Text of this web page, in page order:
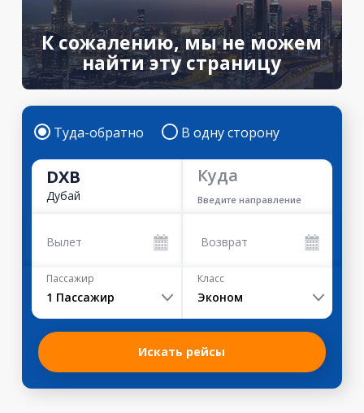
К сожалению, мы не можем
найти эту страницу
Туда-обратно В одну сторону
DXB
Дубай
Куда
Введите направление
Вылет Возврат
Пассажир
1 Пассажир
Класс
Эконом
Искать рейсы